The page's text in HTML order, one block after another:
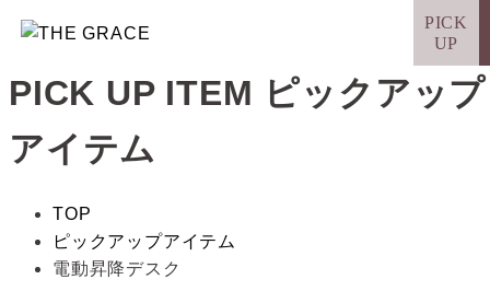
PICK
UP
PICK UP ITEM ピックアップ
アイテム
TOP
ピックアップアイテム
電動昇降デスク